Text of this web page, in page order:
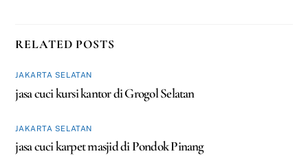
RELATED POSTS
JAKARTA SELATAN
jasa cuci kursi kantor di Grogol Selatan
JAKARTA SELATAN
jasa cuci karpet masjid di Pondok Pinang